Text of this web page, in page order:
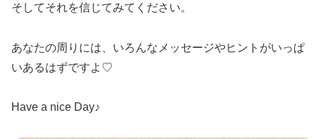
そしてそれを信じてみてください。
あなたの周りには、いろんなメッセージやヒントがいっぱ
いあるはずですよ♡
Have a nice Day♪